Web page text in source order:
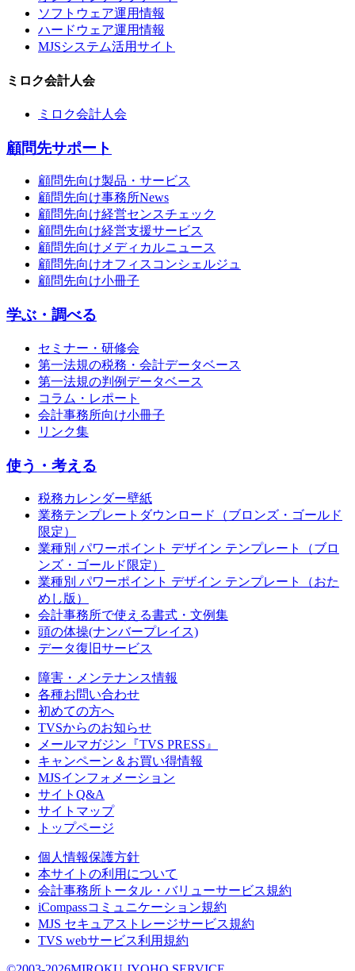
ソフトウェア運用情報
ハードウェア運用情報
MJSシステム活用サイト
ミロク会計人会
ミロク会計人会
顧問先サポート
顧問先向け製品・サービス
顧問先向け事務所News
顧問先向け経営センスチェック
顧問先向け経営支援サービス
顧問先向けメディカルニュース
顧問先向けオフィスコンシェルジュ
顧問先向け小冊子
学ぶ・調べる
セミナー・研修会
第一法規の税務・会計データベース
第一法規の判例データベース
コラム・レポート
会計事務所向け小冊子
リンク集
使う・考える
税務カレンダー壁紙
業務テンプレートダウンロード（ブロンズ・ゴールド
限定）
業種別 パワーポイント デザイン テンプレート（ブロ
ンズ・ゴールド限定）
業種別 パワーポイント デザイン テンプレート（おた
めし版）
会計事務所で使える書式・文例集
頭の体操(ナンバープレイス)
データ復旧サービス
障害・メンテナンス情報
各種お問い合わせ
初めての方へ
TVSからのお知らせ
メールマガジン『TVS PRESS』
キャンペーン＆お買い得情報
MJSインフォメーション
サイトQ&A
サイトマップ
トップページ
個人情報保護方針
本サイトの利用について
会計事務所トータル・バリューサービス規約
iCompassコミュニケーション規約
MJS セキュアストレージサービス規約
TVS webサービス利用規約